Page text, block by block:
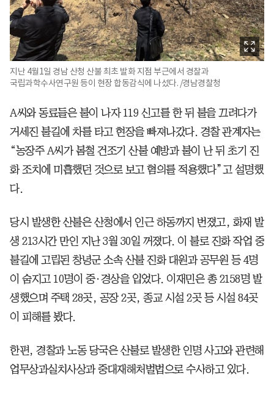
지난 4월1일 경남 산청 산불 최초 발화 지점 부근에서 경찰과
국립과학수사연구원 등이 현장 합동감식에 나섰다. /경남경찰청
A씨와 동료들은 불이 나자 119 신고를 한 뒤 불을 끄려다가
거세진 불길에 차를 타고 현장을 빠져나갔다. 경찰 관계자는
“농장주 A씨가 봄철 건조기 산불 예방과 불이 난 뒤 초기 진
화 조치에 미흡했던 것으로 보고 혐의를 적용했다”고 설명했
다.
당시 발생한 산불은 산청에서 인근 하동까지 번졌고, 화재 발
생 213시간 만인 지난 3월 30일 꺼졌다. 이 불로 진화 작업 중
불길에 고립된 창녕군 소속 산불 진화 대원과 공무원 등 4명
이 숨지고 10명이 중·경상을 입었다. 이재민은 총 2158명 발
생했으며 주택 28곳, 공장 2곳, 종교 시설 2곳 등 시설 84곳
이 피해를 봤다.
한편, 경찰과 노동 당국은 산불로 발생한 인명 사고와 관련해
업무상과실치사상과 중대재해처벌법으로 수사하고 있다.